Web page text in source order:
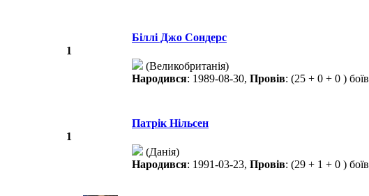
1
Біллі Джо Сондерс
(Великобританія)
Народився: 1989-08-30, Провів: (25 + 0 + 0 ) боїв
1
Патрік Нільсен
(Данія)
Народився: 1991-03-23, Провів: (29 + 1 + 0 ) боїв